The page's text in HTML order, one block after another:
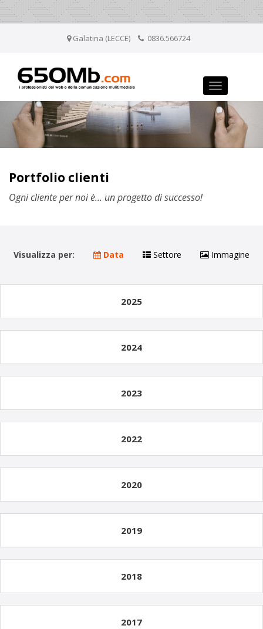
Galatina (LECCE) 0836.566724
Toggle
navigation
Portfolio clienti
Ogni cliente per noi è... un progetto di successo!
Visualizza per: Data Settore Immagine
2025
2024
2023
2022
2020
2019
2018
2017